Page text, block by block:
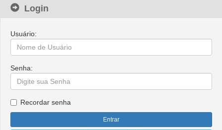
Login
Usuário:
Senha:
Recordar senha